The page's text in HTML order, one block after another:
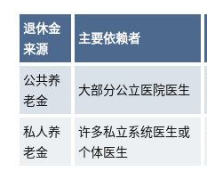
退休金
来源
主要依赖者
公共养
老金
大部分公立医院医生
私人养
老金
许多私立系统医生或
个体医生